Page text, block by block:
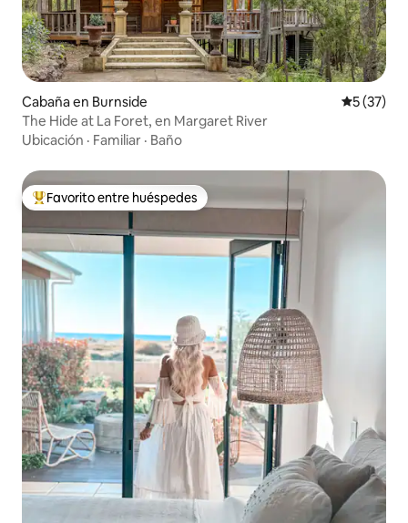
Cabaña en Burnside
5 (37)
The Hide at La Foret, en Margaret River
Ubicación · Familiar · Baño
Favorito entre huéspedes preferido
Favorito entre huéspedes